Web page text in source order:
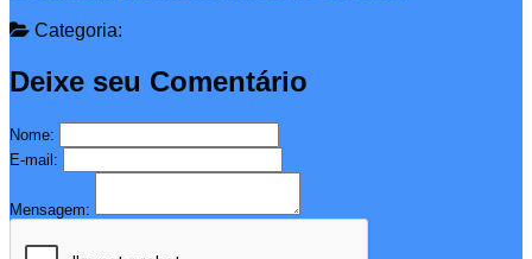
Categoria:
Deixe seu Comentário
Nome:
E-mail:
Mensagem: